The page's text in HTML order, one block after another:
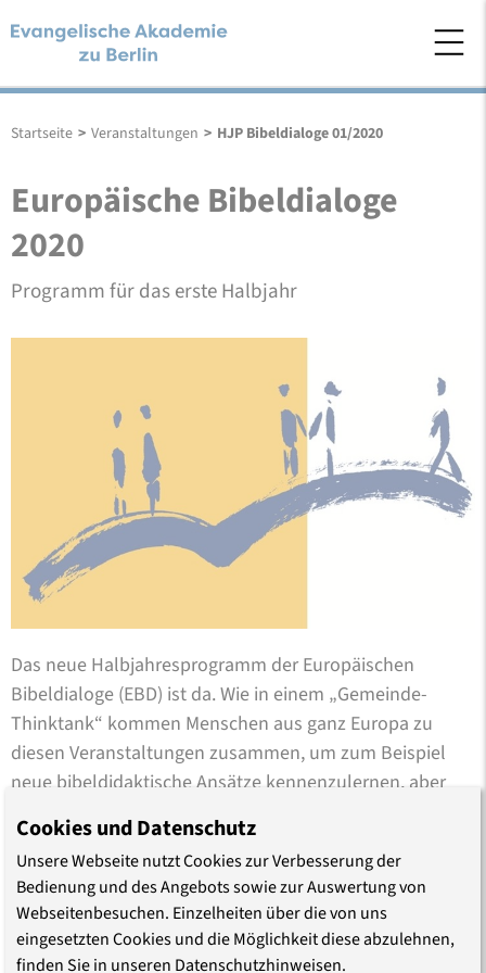
Startseite > Veranstaltungen > HJP Bibeldialoge 01/2020
Europäische Bibeldialoge
2020
Programm für das erste Halbjahr
Das neue Halbjahresprogramm der Europäischen
Bibeldialoge (EBD) ist da. Wie in einem „Gemeinde-
Thinktank“ kommen Menschen aus ganz Europa zu
diesen Veranstaltungen zusammen, um zum Beispiel
neue bibeldidaktische Ansätze kennenzulernen, aber
suchen.
Der erste Bibeldialog in Berlin „Dabeisein ist (nicht)
alles“ nimmt Demokratie und die Mitgestaltung unserer
Gemeinden und Gesellschaften in den Blick. In beiden
Cookies und Datenschutz
Unsere Webseite nutzt Cookies zur Verbesserung der
Bedienung und des Angebots sowie zur Auswertung von
Webseitenbesuchen. Einzelheiten über die von uns
eingesetzten Cookies und die Möglichkeit diese abzulehnen,
finden Sie in unseren Datenschutzhinweisen.